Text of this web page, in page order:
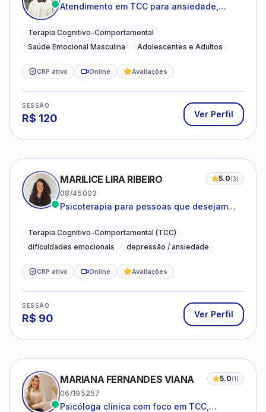
Atendimento em TCC para ansiedade,
emocional
Terapia Cognitivo-Comportamental
Saúde Emocional Masculina
Adolescentes e Adultos
CRP ativo Online Avaliações
SESSÃO
R$ 120 Ver Perfil
MARILICE LIRA RIBEIRO 5.0(3)
08/45003
Psicoterapia para pessoas que desejam
dificuldades do dia a dia
Terapia Cognitivo-Comportamental (TCC)
dificuldades emocionais
depressão / ansiedade
CRP ativo Online Avaliações
SESSÃO
R$ 90 Ver Perfil
MARIANA FERNANDES VIANA 5.0(1)
06/195257
Psicóloga clínica com foco em TCC,